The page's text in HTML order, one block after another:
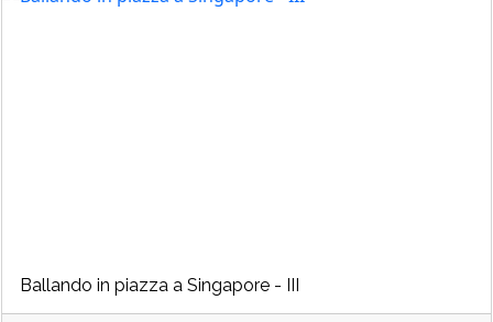
Ballando in piazza a Singapore - III